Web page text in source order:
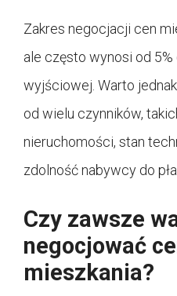
Zakres negocjacji cen
ale często wynosi od
wyjściowej. Warto
od wielu czynników,
nieruchomości, stan
zdolność nabywcy do
Czy zawsze
negocjować
mieszkania?